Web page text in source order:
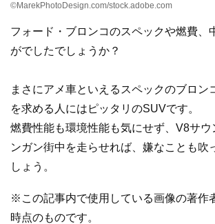
©MarekPhotoDesign.com/stock.adobe.com
フォード・ブロンコのスペックや燃費、
がでしたでしょうか？
まさにアメ車といえるスペックのブロン
を求める人にはピッタリのSUVです。
燃費性能も環境性能も気にせず、V8サ
ンガン街中を走らせれば、嫌なことも吹
しょう。
※この記事内で使用している画像の著作
時点のものです。